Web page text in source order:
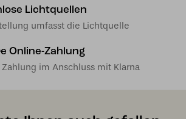
Lichtquellen
umfasst die Lichtquelle
Online-Zahlung
im Anschluss mit Klarna